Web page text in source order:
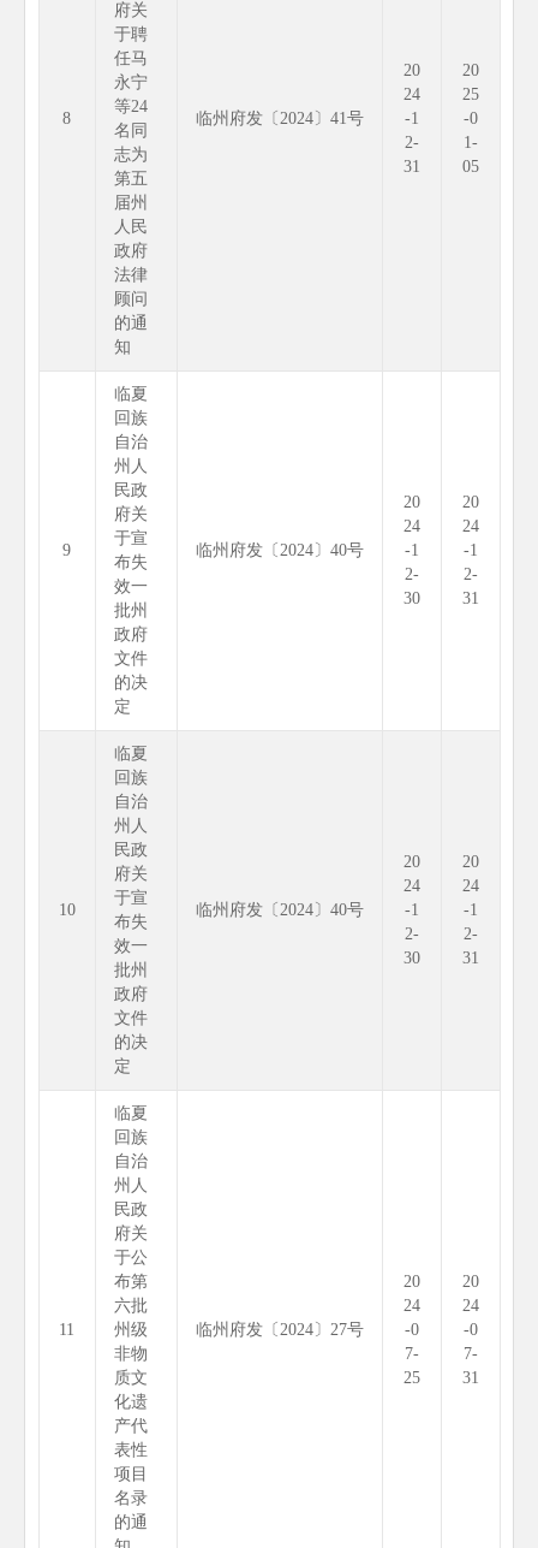
8
府关
于聘
任马
永宁
等24
名同
志为
第五
届州
人民
政府
法律
顾问
的通
知
临州府发〔2024〕41号
20
24
-1
2-
31
20
25
-0
1-
05
9
临夏
回族
自治
州人
民政
府关
于宣
布失
效一
批州
政府
文件
的决
定
临州府发〔2024〕40号
20
24
-1
2-
30
20
24
-1
2-
31
10
临夏
回族
自治
州人
民政
府关
于宣
布失
效一
批州
政府
文件
的决
定
临州府发〔2024〕40号
20
24
-1
2-
30
20
24
-1
2-
31
11
临夏
回族
自治
州人
民政
府关
于公
布第
六批
州级
非物
质文
化遗
产代
表性
项目
名录
的通
临州府发〔2024〕27号
20
24
-0
7-
25
20
24
-0
7-
31